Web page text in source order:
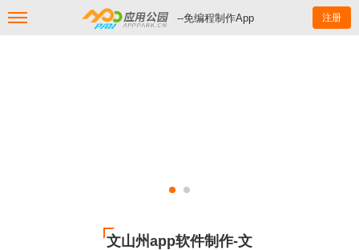
--免编程制作App 注册
文山州app软件制作-文